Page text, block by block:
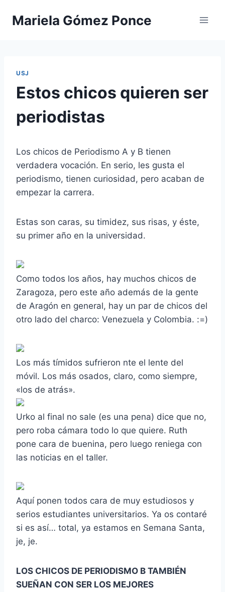
Mariela Gómez Ponce
USJ
Estos chicos quieren ser
periodistas
Los chicos de Periodismo A y B tienen
verdadera vocación. En serio, les gusta el
periodismo, tienen curiosidad, pero acaban de
empezar la carrera.
Estas son caras, su timidez, sus risas, y éste,
su primer año en la universidad.
Como todos los años, hay muchos chicos de
Zaragoza, pero este año además de la gente
de Aragón en general, hay un par de chicos del
otro lado del charco: Venezuela y Colombia. :=)
Los más tímidos sufrieron nte el lente del
móvil. Los más osados, claro, como siempre,
«los de atrás».
Urko al final no sale (es una pena) dice que no,
pero roba cámara todo lo que quiere. Ruth
pone cara de buenina, pero luego reniega con
las noticias en el taller.
Aquí ponen todos cara de muy estudiosos y
serios estudiantes universitarios. Ya os contaré
si es así… total, ya estamos en Semana Santa,
je, je.
LOS CHICOS DE PERIODISMO B TAMBIÉN
SUEÑAN CON SER LOS MEJORES